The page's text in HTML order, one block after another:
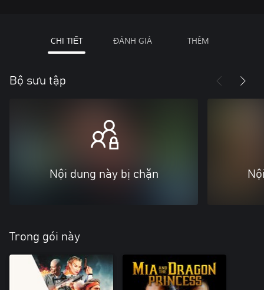
CHI TIẾT ĐÁNH GIÁ THÊM
Bộ sưu tập
Nội dung này bị chặn
Trong gói này